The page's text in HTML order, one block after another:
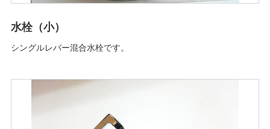
水栓（小）
シングルレバー混合水栓です。